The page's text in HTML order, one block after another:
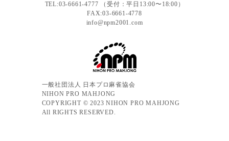
TEL:03-6661-4777 （受付：平日13:00〜18:00）
FAX:03-6661-4778
info@npm2001.com
一般社団法人 日本プロ麻雀協会
NIHON PRO MAHJONG
COPYRIGHT © 2023 NIHON PRO MAHJONG
All RIGHTS RESERVED.